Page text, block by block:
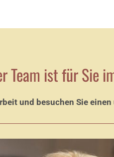
Team ist für Sie
und besuchen Sie